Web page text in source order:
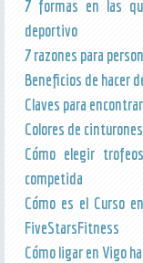
7 formas en las
deportivo
7 razones para
Beneficios de hacer
Claves para
Colores de
Cómo elegir
competida
Cómo es el Curso
FiveStarsFitness
Cómo ligar en Vigo